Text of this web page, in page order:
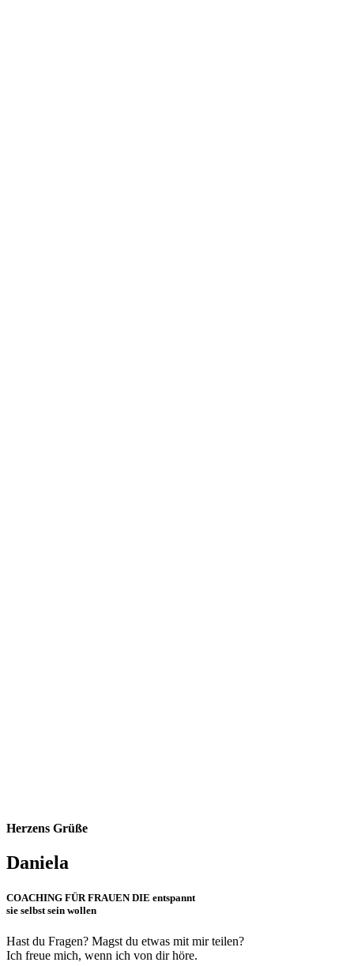
Herzens Grüße
Daniela
COACHING FÜR FRAUEN DIE entspannt
sie selbst sein wollen
Hast du Fragen? Magst du etwas mit mir teilen?
Ich freue mich, wenn ich von dir höre.